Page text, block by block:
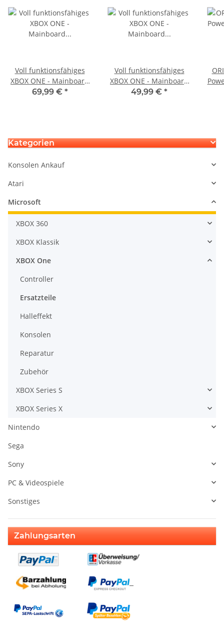
Voll funktionsfähiges
XBOX ONE - Mainboard
Motherboard X940002-
69,99 € *
Voll funktionsfähiges
XBOX ONE - Mainboard
Motherboard X942570-
49,99 € *
Kategorien
Konsolen Ankauf
Atari
Microsoft
XBOX 360
XBOX Klassik
XBOX One
Controller
Ersatzteile
Halleffekt
Konsolen
Reparatur
Zubehör
XBOX Series S
XBOX Series X
Nintendo
Sega
Sony
PC & Videospiele
Sonstiges
Zahlungsarten